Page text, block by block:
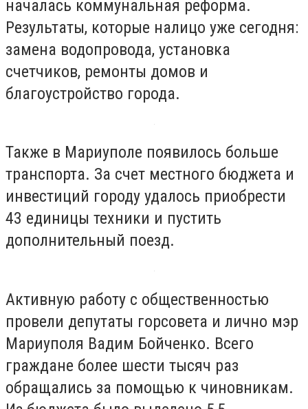
началась коммунальная реформа.
Результаты, которые налицо уже сегодня:
замена водопровода, установка
счетчиков, ремонты домов и
благоустройство города.
Также в Мариуполе появилось больше
транспорта. За счет местного бюджета и
инвестиций городу удалось приобрести
43 единицы техники и пустить
дополнительный поезд.
Активную работу с общественностью
провели депутаты горсовета и лично мэр
Мариуполя Вадим Бойченко. Всего
граждане более шести тысяч раз
обращались за помощью к чиновникам.